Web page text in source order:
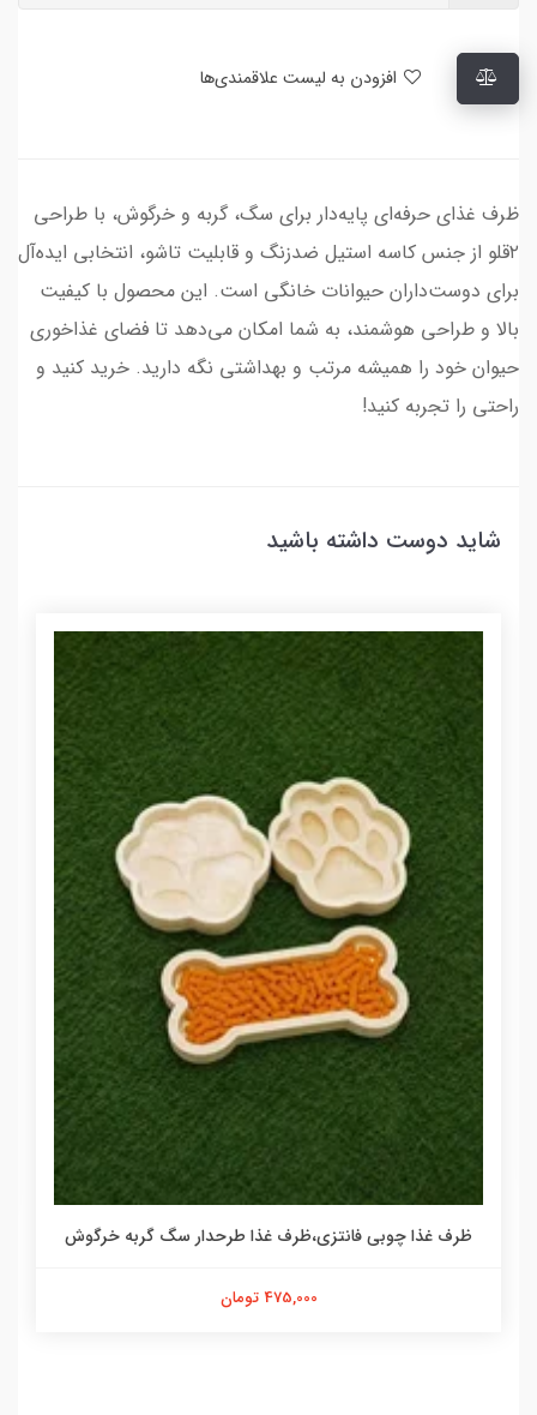
ظرف غذای حرفه‌ای پایه‌دار برای سگ، گربه و خرگوش، با طراحی
۲قلو از جنس کاسه استیل ضدزنگ و قابلیت تاشو، انتخابی ایده‌آل
برای دوست‌داران حیوانات خانگی است. این محصول با کیفیت
بالا و طراحی هوشمند، به شما امکان می‌دهد تا فضای غذاخوری
حیوان خود را همیشه مرتب و بهداشتی نگه دارید. خرید کنید و
راحتی را تجربه کنید!
شاید دوست داشته باشید
ظرف غذا چوبی فانتزی،ظرف غذا طرحدار سگ گربه خرگوش
475,000 تومان